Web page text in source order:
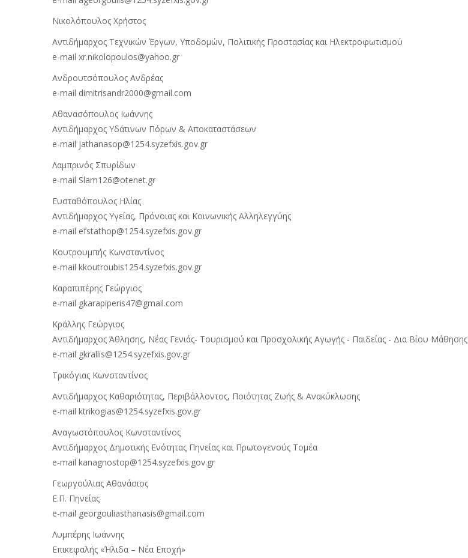
Νικολόπουλος Χρήστος
Αντιδήμαρχος Τεχνικών Έργων, Υποδομών, Πολιτικής Προστασίας και Ηλεκτροφωτισμού
e-mail xr.nikolopoulos@yahoo.gr
Ανδρουτσόπουλος Ανδρέας
e-mail dimitrisandr2000@gmail.com
Αθανασόπουλος Ιωάννης
Αντιδήμαρχος Υδάτινων Πόρων & Αποκαταστάσεων
e-mail jathanasop@1254.syzefxis.gov.gr
Λαμπρινός Σπυρίδων
e-mail Slam126@otenet.gr
Ευσταθόπουλος Ηλίας
Αντιδήμαρχος Υγείας, Πρόνοιας και Κοινωνικής Αλληλεγγύης
e-mail efstathop@1254.syzefxis.gov.gr
Κουτρουμπής Κωνσταντίνος
e-mail kkoutroubis1254.syzefxis.gov.gr
Καραπιπέρης Γεώργιος
e-mail gkarapiperis47@gmail.com
Κράλλης Γεώργιος
Αντιδήμαρχος Άθλησης, Νέας Γενιάς- Τουρισμού και Προσχολικής Αγωγής - Παιδείας - Δια Βίου Μάθησης
e-mail gkrallis@1254.syzefxis.gov.gr
Τρικόγιας Κωνσταντίνος
Αντιδήμαρχος Καθαριότητας, Περιβάλλοντος, Ποιότητας Ζωής & Ανακύκλωσης
e-mail ktrikogias@1254.syzefxis.gov.gr
Αναγωστόπουλος Κωνσταντίνος
Αντιδήμαρχος Δημοτικής Ενότητας Πηνείας και Πρωτογενούς Τομέα
e-mail kanagnostop@1254.syzefxis.gov.gr
Γεωργούλιας Αθανάσιος
Ε.Π. Πηνείας
e-mail georgouliasthanasis@gmail.com
Λυμπέρης Ιωάννης
Eπικεφαλής «Ήλιδα – Νέα Εποχή»